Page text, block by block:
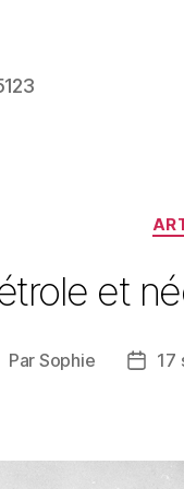
et
Par Sophie
Date
17